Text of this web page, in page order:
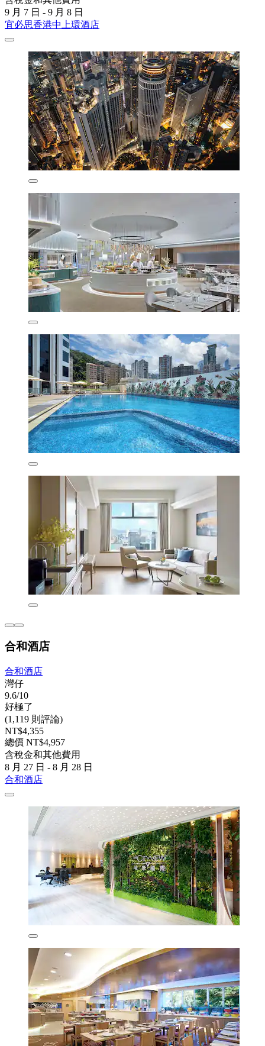
9 月 7 日 - 9 月 8 日
宜必思香港中上環酒店
合和酒店
合和酒店
灣仔
9.6/10
好極了
(1,119 則評論)
NT$4,355
總價 NT$4,957
含稅金和其他費用
8 月 27 日 - 8 月 28 日
合和酒店